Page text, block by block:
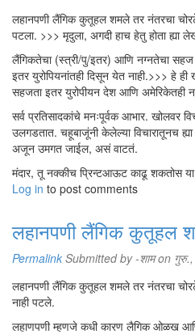
लहानपणी लैंगिक कुतूहल शमले तर नंतरचा
पटला. >>> मृदुला, अगदी हाच हेतु होता ह्या
लैंगिकतेचा (स्त्री/पु/इतर) आणि नग्नतेचा सहज
इतर युरोपियनांतही दिसून येत नाही.>>> हे
सहजता इतर युरोपीयन देश आणि अमेरिकेतही
सर्व प्रतिसादकांचे मनःपूर्वक आभार. खोलवर
उलगडतात. चहूबाजूंनी केलेल्या विचारातूनच
अजून उमगत जाईल, असं वाटतं.
मंदार, तू नक्कीच प्रिन्टआऊट काढू शकतोस या
Log in to post comments
लहानपणी लैंगिक कुतूहल
Permalink Submitted by-शामon गुरु.,
लहानपणी लैंगिक कुतूहल शमले तर नंतरचा
नाही पटले.
लहाणपणी म्हणजे कधी कारण लैगिक ओळख